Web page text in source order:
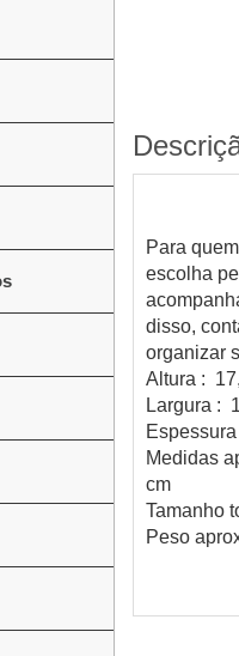
Para
escolha
disso,
organizar
Altura :
Largura :
Medidas
cm
Tamanho
Peso